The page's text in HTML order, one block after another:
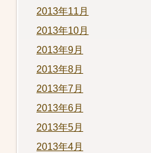
2013年11月
2013年10月
2013年9月
2013年8月
2013年7月
2013年6月
2013年5月
2013年4月